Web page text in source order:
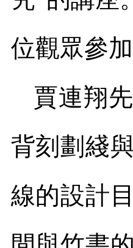
位觀眾參加
賈連翔
背刻劃綫
線的設計